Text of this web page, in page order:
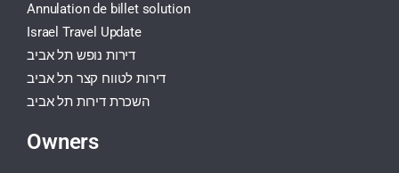
Annulation de billet solution
Israel Travel Update
דירות נופש תל אביב
דירות לטווח קצר תל אביב
השכרת דירות תל אביב
Owners